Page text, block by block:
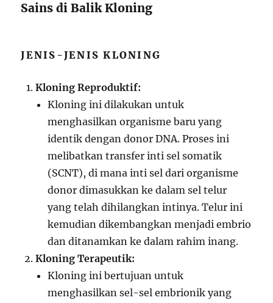
Sains di Balik Kloning
JENIS-JENIS KLONING
Kloning Reproduktif:
Kloning ini dilakukan untuk
menghasilkan organisme baru yang
identik dengan donor DNA. Proses ini
melibatkan transfer inti sel somatik
(SCNT), di mana inti sel dari organisme
donor dimasukkan ke dalam sel telur
yang telah dihilangkan intinya. Telur ini
kemudian dikembangkan menjadi embrio
dan ditanamkan ke dalam rahim inang.
Kloning Terapeutik:
Kloning ini bertujuan untuk
menghasilkan sel-sel embrionik yang